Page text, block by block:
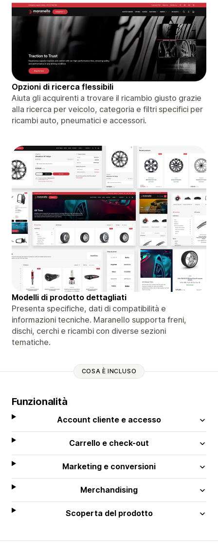
Opzioni di ricerca flessibili
Aiuta gli acquirenti a trovare il ricambio giusto grazie
alla ricerca per veicolo, categoria e filtri specifici per
ricambi auto, pneumatici e accessori.
Modelli di prodotto dettagliati
Presenta specifiche, dati di compatibilità e
informazioni tecniche. Maranello supporta freni,
dischi, cerchi e ricambi con diverse sezioni
tematiche.
COSA È INCLUSO
Funzionalità
Account cliente e accesso
Carrello e check-out
Marketing e conversioni
Merchandising
Scoperta del prodotto